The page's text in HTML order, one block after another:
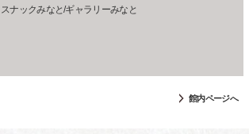
スナックみなと/ギャラリーみなと
館内ページへ